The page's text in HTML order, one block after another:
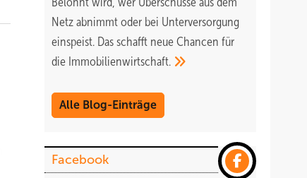
Netz abnimmt oder bei Unterversorgung
einspeist. Das schafft neue Chancen für
die Immobilienwirtschaft.
Alle Blog-Einträge
Facebook